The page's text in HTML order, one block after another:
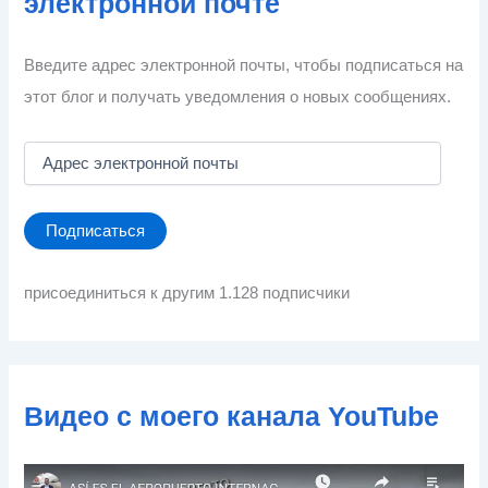
Введите адрес электронной почты, чтобы подписаться на
этот блог и получать уведомления о новых сообщениях.
е
с
е
н
й
Подписаться
присоединиться к другим 1.128 подписчики
Видео с моего канала YouTube